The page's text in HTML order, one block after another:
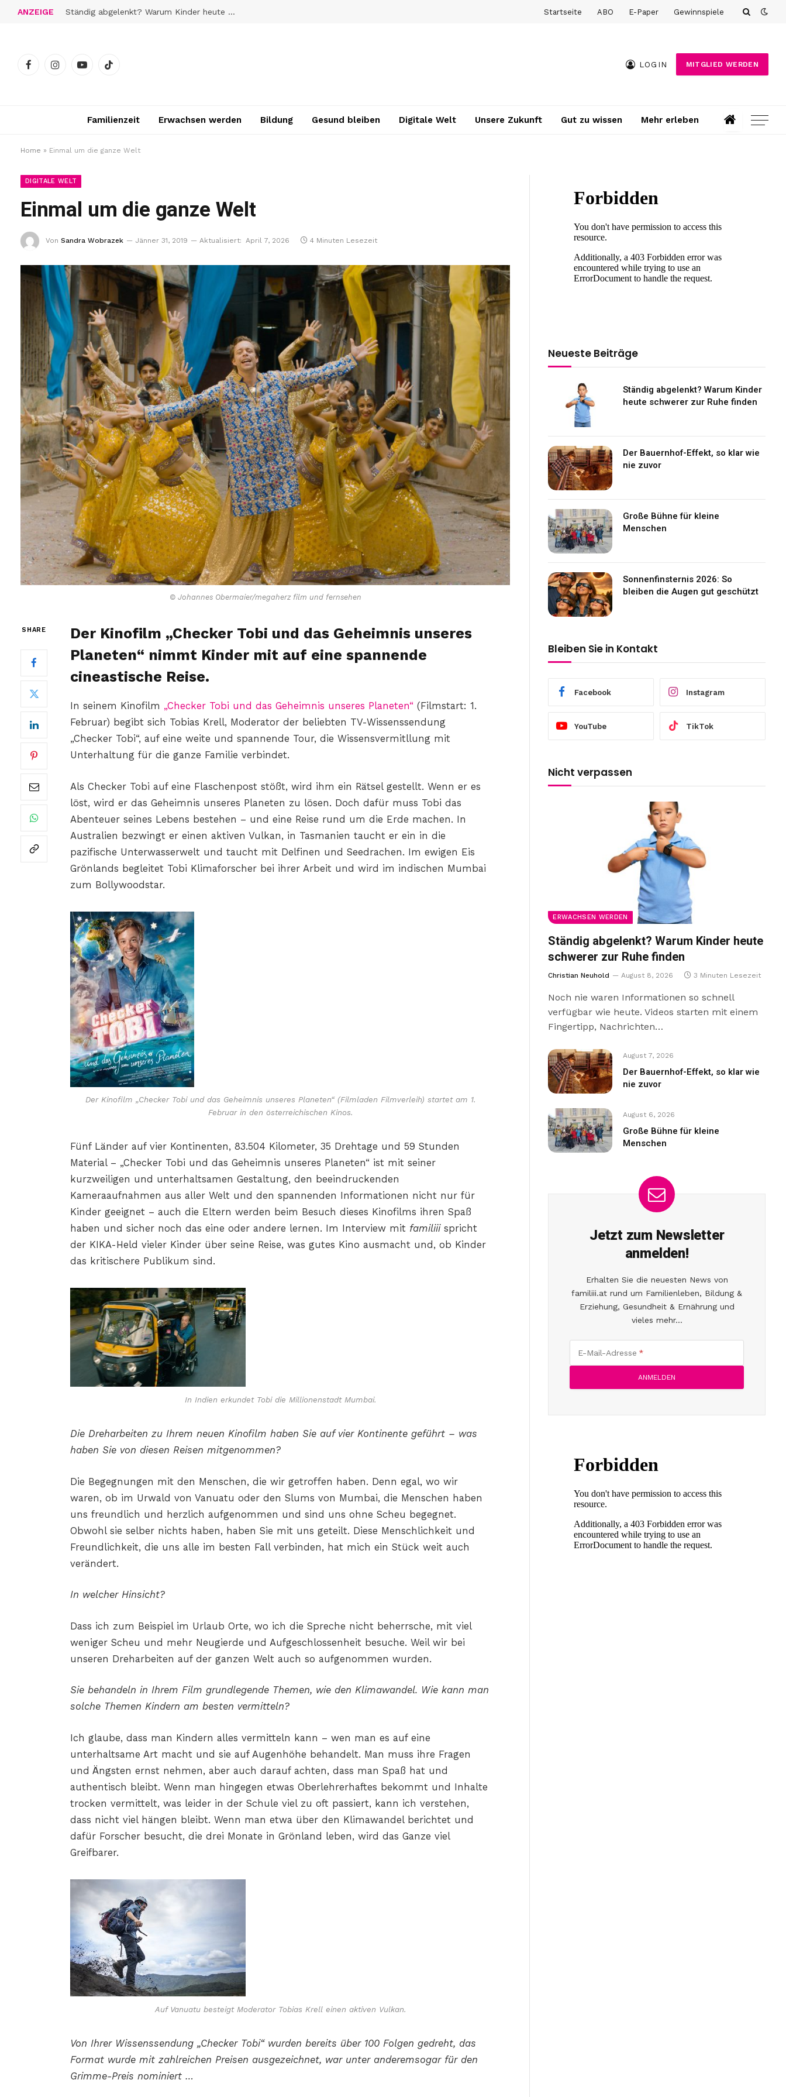
ANZEIGE Der Bauernhof-Effekt, so klar wie nie zuvor Startseite ABO E-Paper Gewinnspiele
FacebookInstagramYouTubeTikTok
LOGIN MITGLIED WERDEN
Familienzeit Erwachsen werden Bildung Gesund bleiben Digitale Welt Unsere Zukunft Gut zu wissen Mehr erleben
Home » Einmal um die ganze Welt
DIGITALE WELT
Einmal um die ganze Welt
Von Sandra Wobrazek Jänner 31, 2019 Aktualisiert: April 7, 2026 4 Minuten Lesezeit
© Johannes Obermaier/megaherz film und fernsehen
SHARE
Der Kinofilm „Checker Tobi und das Geheimnis unseres
Planeten“ nimmt Kinder mit auf eine spannende
cineastische Reise.
In seinem Kinofilm „Checker Tobi und das Geheimnis unseres Planeten“ (Filmstart: 1.
Februar) begibt sich Tobias Krell, Moderator der beliebten TV-Wissenssendung
„Checker Tobi“, auf eine weite und spannende Tour, die Wissensvermitllung mit
Unterhaltung für die ganze Familie verbindet.
Als Checker Tobi auf eine Flaschenpost stößt, wird ihm ein Rätsel gestellt. Wenn er es
löst, wird er das Geheimnis unseres Planeten zu lösen. Doch dafür muss Tobi das
Abenteuer seines Lebens bestehen – und eine Reise rund um die Erde machen. In
Australien bezwingt er einen aktiven Vulkan, in Tasmanien taucht er ein in die
pazifische Unterwasserwelt und taucht mit Delfinen und Seedrachen. Im ewigen Eis
Grönlands begleitet Tobi Klimaforscher bei ihrer Arbeit und wird im indischen Mumbai
zum Bollywoodstar.
Der Kinofilm „Checker Tobi und das Geheimnis unseres Planeten“ (Filmladen Filmverleih) startet am 1.
Februar in den österreichischen Kinos.
Fünf Länder auf vier Kontinenten, 83.504 Kilometer, 35 Drehtage und 59 Stunden
Material – „Checker Tobi und das Geheimnis unseres Planeten“ ist mit seiner
kurzweiligen und unterhaltsamen Gestaltung, den beeindruckenden
Kameraaufnahmen aus aller Welt und den spannenden Informationen nicht nur für
Kinder geeignet – auch die Eltern werden beim Besuch dieses Kinofilms ihren Spaß
haben und sicher noch das eine oder andere lernen. Im Interview mit familiiispricht
der KIKA-Held vieler Kinder über seine Reise, was gutes Kino ausmacht und, ob Kinder
das kritischere Publikum sind.
In Indien erkundet Tobi die Millionenstadt Mumbai.
Die Dreharbeiten zu Ihrem neuen Kinofilm haben Sie auf vier Kontinente geführt – was
haben Sie von diesen Reisen mitgenommen?
Die Begegnungen mit den Menschen, die wir getroffen haben. Denn egal, wo wir
waren, ob im Urwald von Vanuatu oder den Slums von Mumbai, die Menschen haben
uns freundlich und herzlich aufgenommen und sind uns ohne Scheu begegnet.
Obwohl sie selber nichts haben, haben Sie mit uns geteilt. Diese Menschlichkeit und
Freundlichkeit, die uns alle im besten Fall verbinden, hat mich ein Stück weit auch
verändert.
In welcher Hinsicht?
Dass ich zum Beispiel im Urlaub Orte, wo ich die Spreche nicht beherrsche, mit viel
weniger Scheu und mehr Neugierde und Aufgeschlossenheit besuche. Weil wir bei
unseren Dreharbeiten auf der ganzen Welt auch so aufgenommen wurden.
Sie behandeln in Ihrem Film grundlegende Themen, wie den Klimawandel. Wie kann man
solche Themen Kindern am besten vermitteln?
Ich glaube, dass man Kindern alles vermitteln kann – wen man es auf eine
unterhaltsame Art macht und sie auf Augenhöhe behandelt. Man muss ihre Fragen
und Ängsten ernst nehmen, aber auch darauf achten, dass man Spaß hat und
authentisch bleibt. Wenn man hingegen etwas Oberlehrerhaftes bekommt und Inhalte
trocken vermittelt, was leider in der Schule viel zu oft passiert, kann ich verstehen,
dass nicht viel hängen bleibt. Wenn man etwa über den Klimawandel berichtet und
dafür Forscher besucht, die drei Monate in Grönland leben, wird das Ganze viel
Greifbarer.
Auf Vanuatu besteigt Moderator Tobias Krell einen aktiven Vulkan.
Von Ihrer Wissenssendung „Checker Tobi“ wurden bereits über 100 Folgen gedreht, das
Format wurde mit zahlreichen Preisen ausgezeichnet, war unter anderemsogar für den
Grimme-Preis nominiert …
Neueste Beiträge
Ständig abgelenkt? Warum Kinder
heute schwerer zur Ruhe finden
Der Bauernhof-Effekt, so klar wie
nie zuvor
Große Bühne für kleine
Menschen
Sonnenfinsternis 2026: So
bleiben die Augen gut geschützt
Bleiben Sie in Kontakt
Facebook Instagram
YouTube TikTok
Nicht verpassen
ERWACHSEN WERDEN
Ständig abgelenkt? Warum Kinder heute
schwerer zur Ruhe finden
Christian Neuhold August 8, 2026 3 Minuten Lesezeit
Noch nie waren Informationen so schnell
verfügbar wie heute. Videos starten mit einem
Fingertipp, Nachrichten…
August 7, 2026
Der Bauernhof-Effekt, so klar wie
nie zuvor
August 6, 2026
Große Bühne für kleine
Menschen
Jetzt zum Newsletter
anmelden!
Erhalten Sie die neuesten News von
familiii.at rund um Familienleben, Bildung &
Erziehung, Gesundheit & Ernährung und
vieles mehr...
E-Mail-Adresse